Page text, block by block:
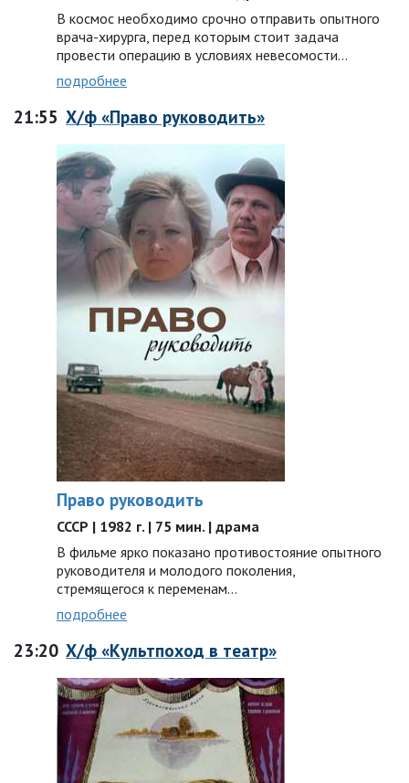
В космос необходимо срочно отправить опытного
врача-хирурга, перед которым стоит задача
провести операцию в условиях невесомости…
подробнее
21:55 Х/ф «Право руководить»
Право руководить
СССР | 1982 г. | 75 мин. | драма
В фильме ярко показано противостояние опытного
руководителя и молодого поколения,
стремящегося к переменам…
подробнее
23:20 Х/ф «Культпоход в театр»